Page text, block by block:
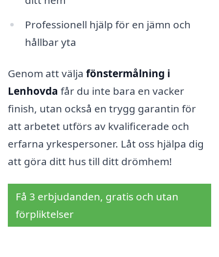
Professionell hjälp för en jämn och
hållbar yta
Genom att välja fönstermålning i
Lenhovda får du inte bara en vacker
finish, utan också en trygg garantin för
att arbetet utförs av kvalificerade och
erfarna yrkespersoner. Låt oss hjälpa dig
att göra ditt hus till ditt drömhem!
Få 3 erbjudanden, gratis och utan
förpliktelser